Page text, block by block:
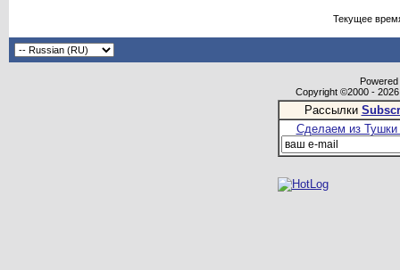
Текущее
Copyright ©2000 -
Рассылки
Сделаем из Тушки